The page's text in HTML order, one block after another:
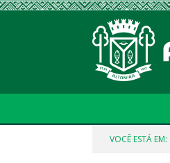
VOCÊ ESTÁ EM: